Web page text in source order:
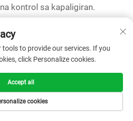
kontrol sa kapaligiran.
ang ultrasonic
ng halaman nang
sa natural na
humidifier ay lumilikha
kondisyon ng
sa likas na kapaligiran, na
tools to provide our services. If you
click Personalize cookies.
cookies
Accept all